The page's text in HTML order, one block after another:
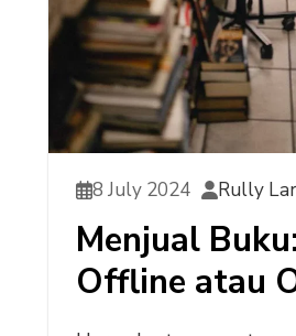
8 July 2024 Rully
Menjual
Offline atau